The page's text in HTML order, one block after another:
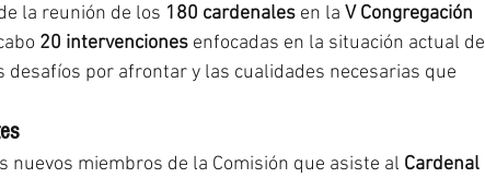
la reunión de los 180 cardenales en la V Congregación
20 intervenciones enfocadas en la situación actual de
desafíos por afrontar y las cualidades necesarias que
nuevos miembros de la Comisión que asiste al Cardenal